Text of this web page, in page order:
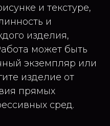
и текстуре,
и
изделия,
может быть
экземпляр или
изделие от
прямых
сред.